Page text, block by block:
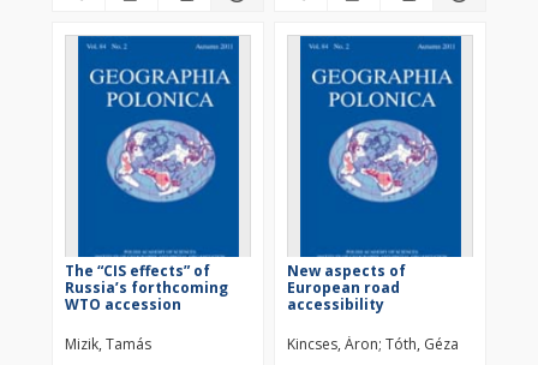
The “CIS effects” of
Russia’s forthcoming
WTO accession
Mizik, Tamás
New aspects of
European road
accessibility
Kincses, Áron Tóth, Géza